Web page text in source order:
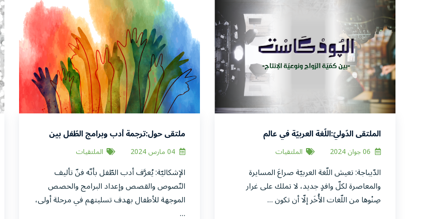
الملتقى الدّوليّ:اللّغة العربيّة في عالم
الپودكاست -بين كمّيّة الرّواج ونوعيّة الإنتاج-
الملتقيات
الدّيباجة: تعيش اللّغة العربيّة صراعَ المسايرة
والمعاصرة لكلّ وافدٍ جديد، لا تملك على غرار
صِنْوها من اللّغات الأُخَر إلّا أن تكون …
ملتقى حول:ترجمة أدب وبرامج الطّفل بين
التّنوّع الثّقافي والغزو الثّقافيالملتقيات
الإشكاليّة: يُعرَّف أدب الطّفل بأنّه فنّ تأليف
النّصوص والقصص وإعداد البرامج والحصص
الموجهة للأطفال بهدف تسليتهم في مرحلة أولى،
…